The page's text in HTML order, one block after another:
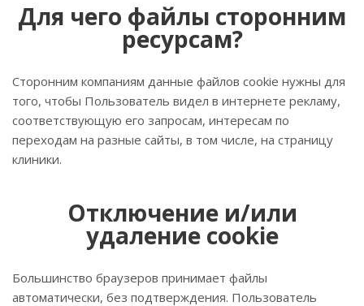
Для чего файлы сторонним
ресурсам?
Сторонним компаниям данные файлов cookie нужны для
того, чтобы Пользователь видел в интернете рекламу,
соответствующую его запросам, интересам по
переходам на разные сайты, в том числе, на страницу
клиники.
Отключение и/или
удаление cookie
Большинство браузеров принимает файлы
автоматически, без подтверждения. Пользователь